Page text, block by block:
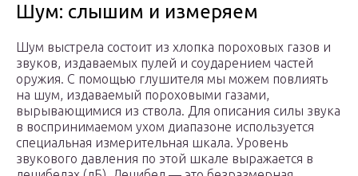
Шум: слышим и измеряем
Шум выстрела состоит из хлопка пороховых газов и
звуков, издаваемых пулей и соударением частей
оружия. С помощью глушителя мы можем повлиять
на шум, издаваемый пороховыми газами,
вырывающимися из ствола. Для описания силы звука
в воспринимаемом ухом диапазоне используется
специальная измерительная шкала. Уровень
звукового давления по этой шкале выражается в